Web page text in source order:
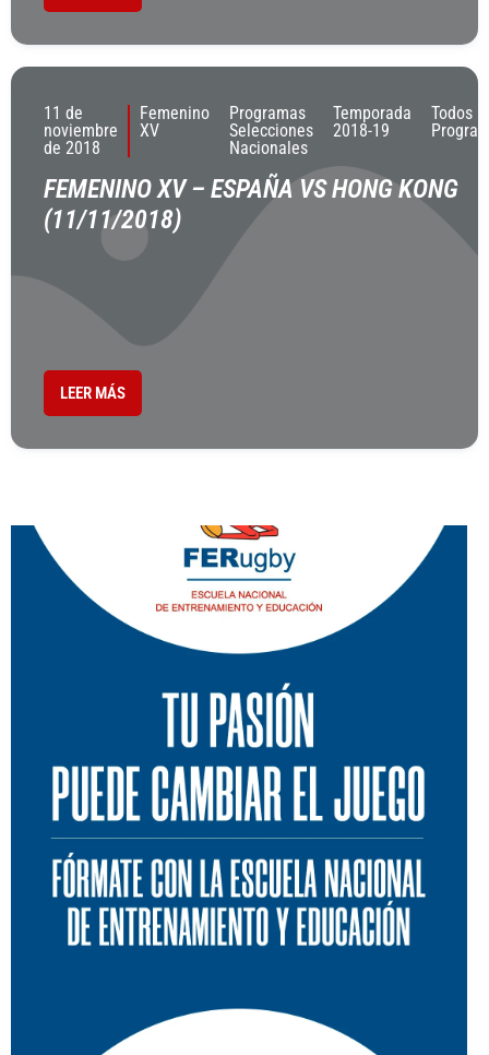
11 de
noviembre
de 2018
Femenino
XV
Programas
Selecciones
Nacionales
Temporada
2018-19
Todos
FEMENINO XV – ESPAÑA VS HONG KONG
(11/11/2018)
LEER MÁS